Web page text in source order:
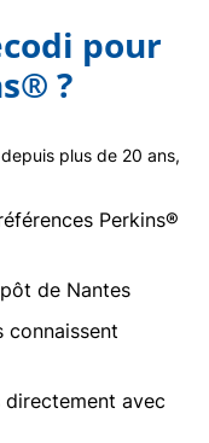
pour
?
plus de 20 ans,
Perkins®
de Nantes
avec